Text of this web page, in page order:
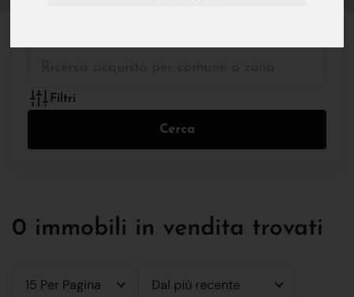
Filtri
Cerca
0 immobili in vendita trovati
15 Per Pagina Dal più recente